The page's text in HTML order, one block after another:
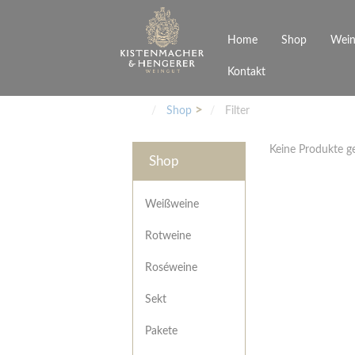
Home Shop
Weißweine
Roséweine
Junges Schwaben
Veranstaltungen
Kontakt
Shop Filter
Shop
Weißweine
Rotweine
Roséweine
Sekt
Pakete
Keine Produkte